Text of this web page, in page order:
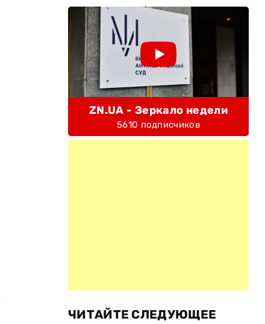
ZN.UA - Зеркало недели
5610 подписчиков
ЧИТАЙТЕ СЛЕДУЮЩЕЕ